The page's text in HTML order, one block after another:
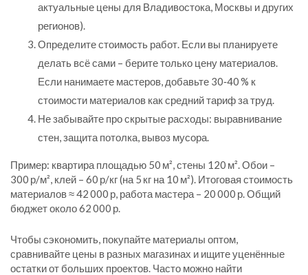
актуальные цены для Владивостока, Москвы и других
регионов).
Определите стоимость работ. Если вы планируете
делать всё сами – берите только цену материалов.
Если нанимаете мастеров, добавьте 30‑40 % к
стоимости материалов как средний тариф за труд.
Не забывайте про скрытые расходы: выравнивание
стен, защита потолка, вывоз мусора.
Пример: квартира площадью 50 м², стены 120 м². Обои –
300 р/м², клей – 60 р/кг (на 5 кг на 10 м²). Итоговая стоимость
материалов ≈ 42 000 р, работа мастера – 20 000 р. Общий
бюджет около 62 000 р.
Чтобы сэкономить, покупайте материалы оптом,
сравнивайте цены в разных магазинах и ищите уценённые
остатки от больших проектов. Часто можно найти